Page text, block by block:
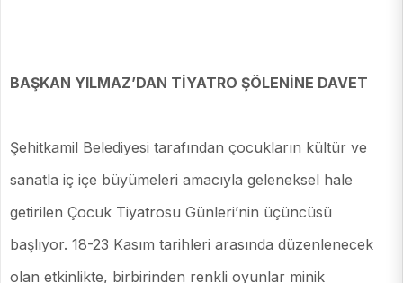
BAŞKAN YILMAZ’DAN TİYATRO ŞÖLENİNE DAVET
Şehitkamil Belediyesi tarafından çocukların kültür ve
sanatla iç içe büyümeleri amacıyla geleneksel hale
getirilen Çocuk Tiyatrosu Günleri’nin üçüncüsü
başlıyor. 18-23 Kasım tarihleri arasında düzenlenecek
olan etkinlikte, birbirinden renkli oyunlar minik